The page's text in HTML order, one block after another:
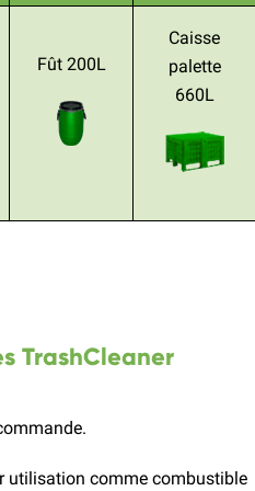
Fût 200L
Caisse
palette
660L
TrashCleaner
utilisation comme combustible